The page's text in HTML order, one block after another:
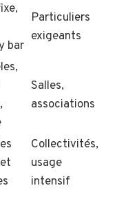
bar
Particuliers
exigeants
Salles,
associations
Collectivités,
usage
intensif